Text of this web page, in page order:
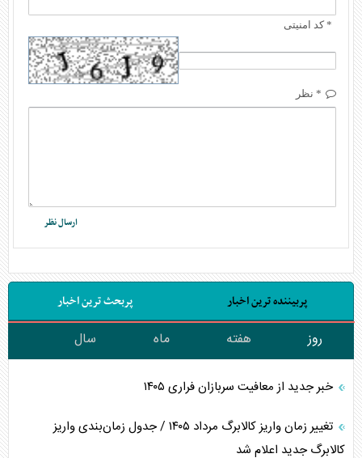
* کد امنیتی
* نظر
پربیننده ترین اخبار پربحث ترین اخبار
روز هفته ماه سال
خبر جدید از معافیت سربازان فراری ۱۴۰۵
تغییر زمان واریز کالابرگ مرداد ۱۴۰۵ / جدول زمان‌بندی واریز
کالابرگ جدید اعلام شد